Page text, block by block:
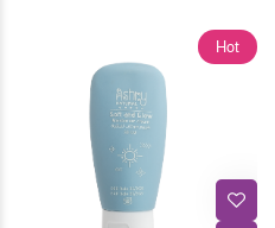
Hot